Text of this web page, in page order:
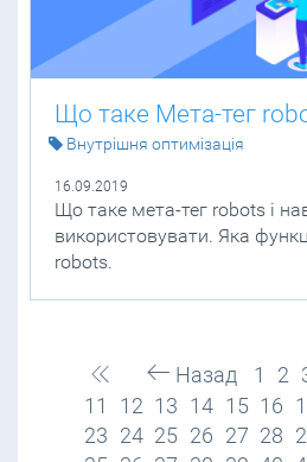
Що таке Мета-тег
Внутрішня оптимізація
16.09.2019
Що таке мета-тег robots і
використовувати. Яка
robots.
Назад 1 2
11
12 13 14 15 16
23 24 25 26 27 28